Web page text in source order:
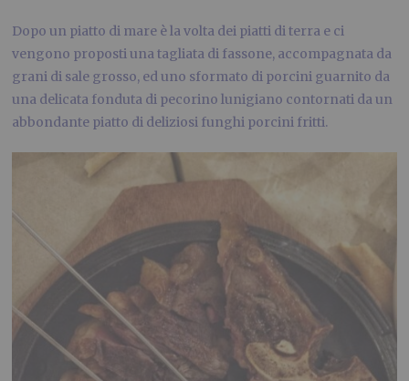
Dopo un piatto di mare è la volta dei piatti di terra e ci
vengono proposti una tagliata di fassone, accompagnata da
grani di sale grosso, ed uno sformato di porcini guarnito da
una delicata fonduta di pecorino lunigiano contornati da un
abbondante piatto di deliziosi funghi porcini fritti.